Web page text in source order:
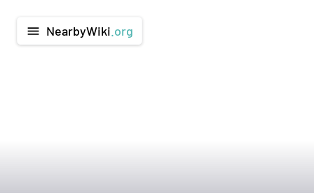
menu NearbyWiki .org